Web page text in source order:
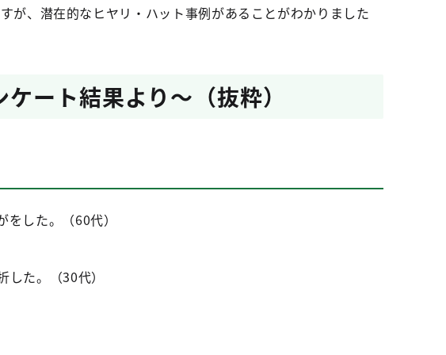
が、潜在的なヒヤリ・ハット事例があることがわかりました
ート結果より～（抜粋）
した。（60代）
た。（30代）